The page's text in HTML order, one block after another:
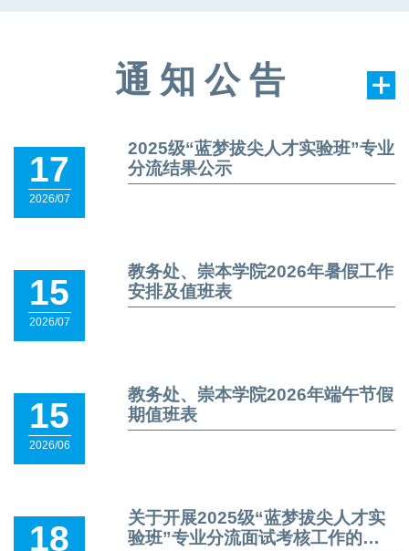
通知公告
17
2026/07
2025级“蓝梦拔尖人才实验班”专业
分流结果公示
15
2026/07
教务处、崇本学院2026年暑假工作
安排及值班表
15
2026/06
教务处、崇本学院2026年端午节假
期值班表
18
关于开展2025级“蓝梦拔尖人才实
验班”专业分流面试考核工作的通